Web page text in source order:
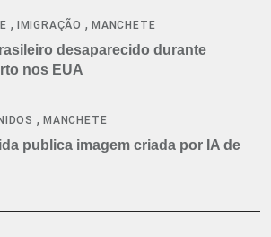
, IMIGRAÇÃO ,MANCHETE
desaparecido durante
nos EUA
,MANCHETE
publica imagem criada por IA de